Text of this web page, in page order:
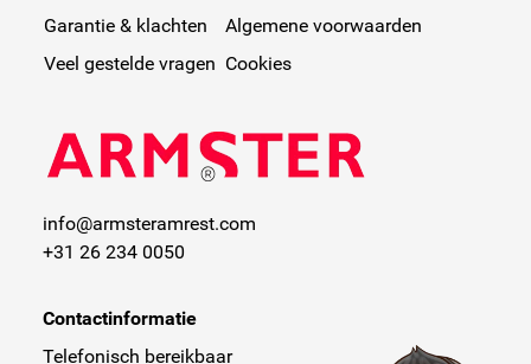
Garantie & klachten
Veel gestelde vragen
Algemene voorwaarden
Cookies
info@armsteramrest.com
+31 26 234 0050
Contactinformatie
Telefonisch bereikbaar